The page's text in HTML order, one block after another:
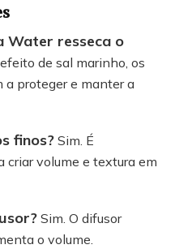
Water resseca o
de sal marinho, os
a proteger e manter a
finos?Sim. É
criar volume e textura em
Sim. O difusor
o volume.